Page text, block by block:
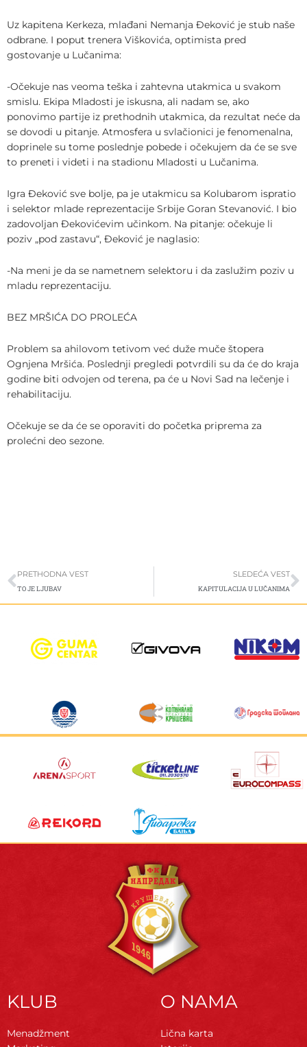
Uz kapitena Kerkeza, mlađani Nemanja Đeković je stub naše
odbrane. I poput trenera Viškovića, optimista pred
gostovanje u Lučanima:
-Očekuje nas veoma teška i zahtevna utakmica u svakom
smislu. Ekipa Mladosti je iskusna, ali nadam se, ako
ponovimo partije iz prethodnih utakmica, da rezultat neće da
se dovodi u pitanje. Atmosfera u svlačionici je fenomenalna,
doprinele su tome poslednje pobede i očekujem da će se sve
to preneti i videti i na stadionu Mladosti u Lučanima.
Igra Đeković sve bolje, pa je utakmicu sa Kolubarom ispratio
i selektor mlade reprezentacije Srbije Goran Stevanović. I bio
zadovoljan Đekovićevim učinkom. Na pitanje: očekuje li
poziv „pod zastavu“, Đeković je naglasio:
-Na meni je da se nametnem selektoru i da zaslužim poziv u
mladu reprezentaciju.
BEZ MRŠIĆA DO PROLEĆA
Problem sa ahilovom tetivom već duže muče štopera
Ognjena Mršića. Poslednji pregledi potvrdili su da će do kraja
godine biti odvojen od terena, pa će u Novi Sad na lečenje i
rehabilitaciju.
Očekuje se da će se oporaviti do početka priprema za
prolećni deo sezone.
Prev
PRETHODNA VEST
TO JE LJUBAV
SLEDEĆA VEST
KAPITULACIJA U LUČANIMA
KLUB
Menadžment
O NAMA
Lična karta